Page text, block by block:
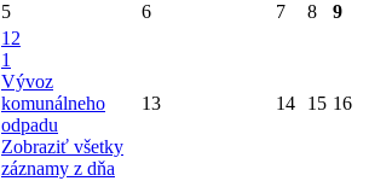
5 6 7 8 9
12
1
Vývoz
komunálneho
odpadu
Zobraziť všetky
záznamy z dňa
13 14 15 16